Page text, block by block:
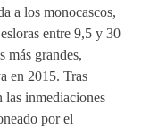
a los monocascos,
entre 9,5 y 30
más grandes,
en 2015. Tras
las inmediaciones
por el